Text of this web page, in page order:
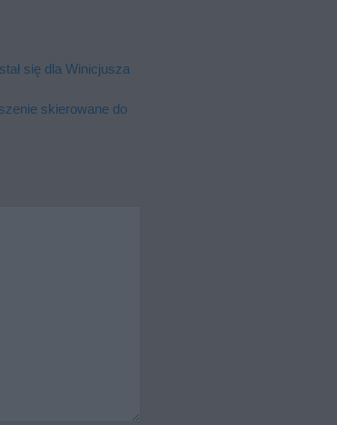
się dla Winicjusza
skierowane do